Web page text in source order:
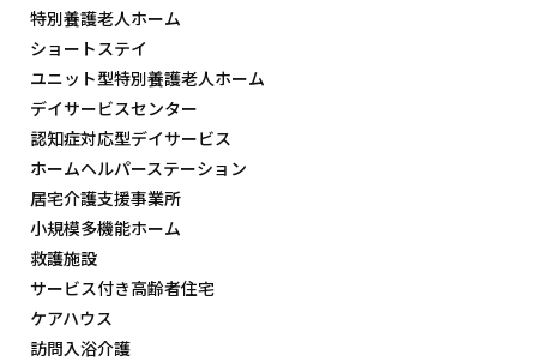
特別養護老人ホーム
ショートステイ
ユニット型特別養護老人ホーム
デイサービスセンター
認知症対応型デイサービス
ホームヘルパーステーション
居宅介護支援事業所
小規模多機能ホーム
救護施設
サービス付き高齢者住宅
ケアハウス
訪問入浴介護